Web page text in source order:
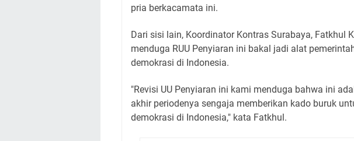
pria berkacamata ini.
Dari sisi lain, Koordinator Kontras Surabaya, Fatkhul
menduga RUU Penyiaran ini bakal jadi alat
demokrasi di Indonesia.
"Revisi UU Penyiaran ini kami menduga bahwa ini
akhir periodenya sengaja memberikan kado buruk
demokrasi di Indonesia," kata Fatkhul.